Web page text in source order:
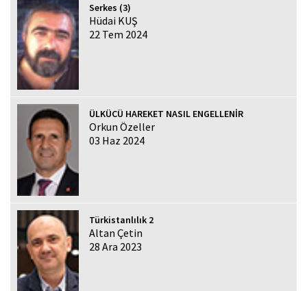
Serkes (3)
Hüdai KUŞ
22 Tem 2024
ÜLKÜCÜ HAREKET NASIL ENGELLENİR
Orkun Özeller
03 Haz 2024
Türkistanlılık 2
Altan Çetin
28 Ara 2023